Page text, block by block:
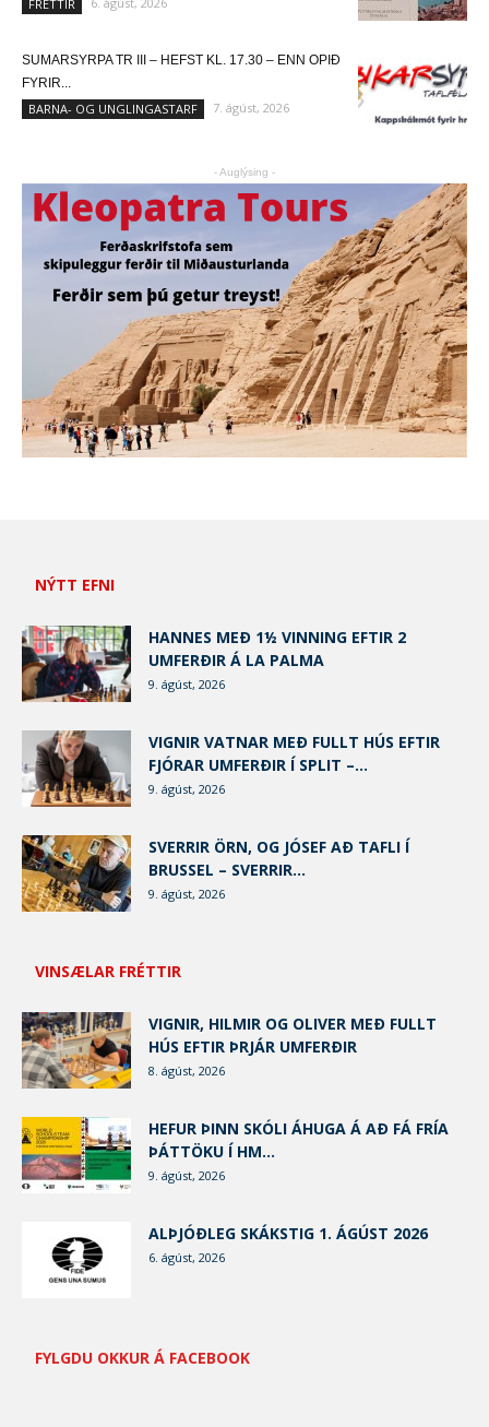
FRÉTTIR
SUMARSYRPA TR III – HEFST KL. 17.30 – ENN OPIÐ
FYRIR...
BARNA- OG UNGLINGASTARF 7. ágúst, 2026
- Auglýsing -
NÝTT EFNI
HANNES MEÐ 1½ VINNING EFTIR 2
UMFERÐIR Á LA PALMA
9. ágúst, 2026
VIGNIR VATNAR MEÐ FULLT HÚS EFTIR
FJÓRAR UMFERÐIR Í SPLIT –...
9. ágúst, 2026
SVERRIR ÖRN, OG JÓSEF AÐ TAFLI Í
BRUSSEL – SVERRIR...
9. ágúst, 2026
VINSÆLAR FRÉTTIR
VIGNIR, HILMIR OG OLIVER MEÐ FULLT
HÚS EFTIR ÞRJÁR UMFERÐIR
8. ágúst, 2026
HEFUR ÞINN SKÓLI ÁHUGA Á AÐ FÁ FRÍA
ÞÁTTÖKU Í HM...
9. ágúst, 2026
ALÞJÓÐLEG SKÁKSTIG 1. ÁGÚST 2026
6. ágúst, 2026
FYLGDU OKKUR Á FACEBOOK